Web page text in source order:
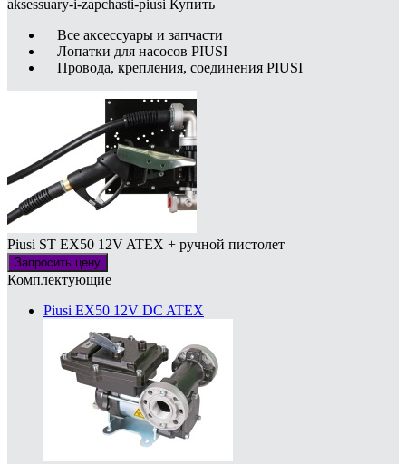
aksessuary-i-zapchasti-piusi Купить
Все аксессуары и запчасти
Лопатки для насосов PIUSI
Провода, крепления, соединения PIUSI
Piusi ST EX50 12V ATEX + ручной пистолет
Запросить цену
Комплектующие
Piusi EX50 12V DC ATEX